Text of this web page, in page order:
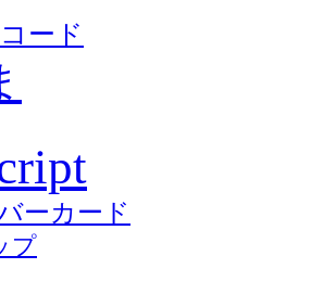
ード
ーカード
プ